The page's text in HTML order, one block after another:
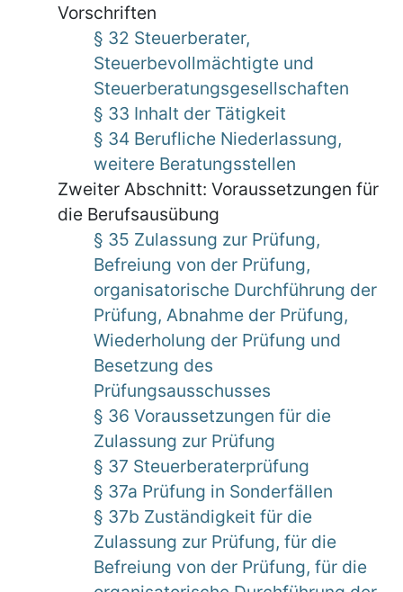
Vorschriften
§ 32 Steuerberater,
Steuerbevollmächtigte und
Steuerberatungsgesellschaften
§ 33 Inhalt der Tätigkeit
§ 34 Berufliche Niederlassung,
weitere Beratungsstellen
Zweiter Abschnitt: Voraussetzungen für
die Berufsausübung
§ 35 Zulassung zur Prüfung,
Befreiung von der Prüfung,
organisatorische Durchführung der
Prüfung, Abnahme der Prüfung,
Wiederholung der Prüfung und
Besetzung des
Prüfungsausschusses
§ 36 Voraussetzungen für die
Zulassung zur Prüfung
§ 37 Steuerberaterprüfung
§ 37a Prüfung in Sonderfällen
§ 37b Zuständigkeit für die
Zulassung zur Prüfung, für die
Befreiung von der Prüfung, für die